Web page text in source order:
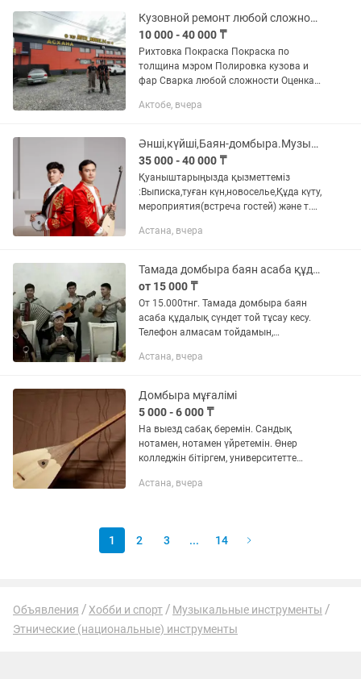
Кузовной ремонт любой сложности
10 000 - 40 000 ₸
Рихтовка Покраска Покраска по
толщина мэром Полировка кузова и
фар Сварка любой сложности Оценка с
Работаем быстро и качественно Авто
Актобе, вчера
Әнші,күйші,Баян-домбыра.Музыканты
35 000 - 40 000 ₸
Қуаныштарыңызда қызметтеміз
:Выписка,туған күн,новоселье,Құда күту,
мероприятия(встреча гостей) және т.б
қызметтеміз Телефон көтермей жатса
•...
Астана, вчера
Тамада домбыра баян асаба құдалық сүндет той тұсау кесу бесік той тәтті шай
от 15 000 ₸
От 15.000тнг. Тамада домбыра баян
асаба құдалық сүндет той тұсау кесу.
Телефон алмасам тойдамын,
берем. Кез келген кешінізді жақсылап
Астана, вчера
Домбыра мұғалімі
5 000 - 6 000 ₸
На выезд сабақ беремін. Сандық
нотамен, нотамен үйретемін. Өнер
колледжін бітіргем, университетте
Астана, вчера
1 2 3 ... 14
Объявления Хобби и спорт
Музыкальные инструменты
Этнические (национальные) инструменты